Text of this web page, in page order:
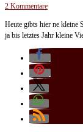
2 Kommentare
Heute gibts hier ne kleine
ja bis letztes Jahr kleine